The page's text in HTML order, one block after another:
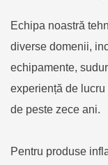
Echipa noastră
diverse domenii,
echipamente,
experiență de
de peste zece ani.
Pentru produse